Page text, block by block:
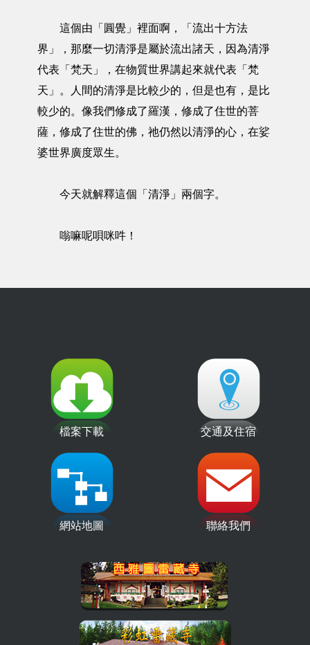
這個由「圓覺」裡面啊，「流出十方法
界」，那麼一切清淨是屬於流出諸天，因為清淨
代表「梵天」，在物質世界講起來就代表「梵
天」。人間的清淨是比較少的，但是也有，是比
較少的。像我們修成了羅漢，修成了住世的菩
薩，修成了住世的佛，祂仍然以清淨的心，在娑
婆世界廣度眾生。
今天就解釋這個「清淨」兩個字。
嗡嘛呢唄咪吽！
檔案下載 交通及住宿
網站地圖 聯絡我們